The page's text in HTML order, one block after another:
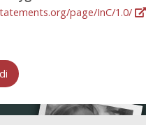
page/InC/1.0/